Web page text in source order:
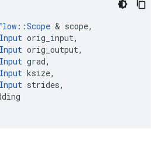
::Scope & scope,
Input orig_input,
Input orig_output,
Input grad,
Input ksize,
Input strides,